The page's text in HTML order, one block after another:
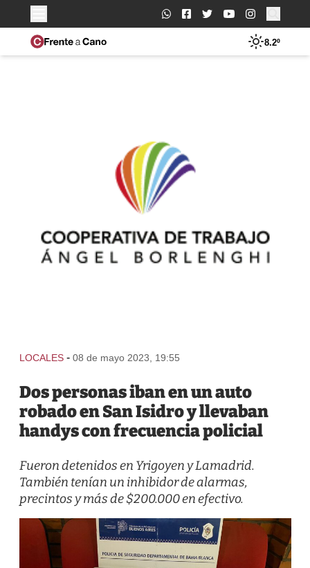
Buscar:
8.2º
LOCALES - 08 de mayo 2023, 19:55
Dos personas iban en un auto
robado en San Isidro y llevaban
handys con frecuencia policial
Fueron detenidos en Yrigoyen y Lamadrid.
También tenían un inhibidor de alarmas,
precintos y más de $200.000 en efectivo.